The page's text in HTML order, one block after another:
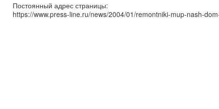
Постоянный адрес страницы:
https://www.press-line.ru/news/2004/01/remontniki-mup-nash-